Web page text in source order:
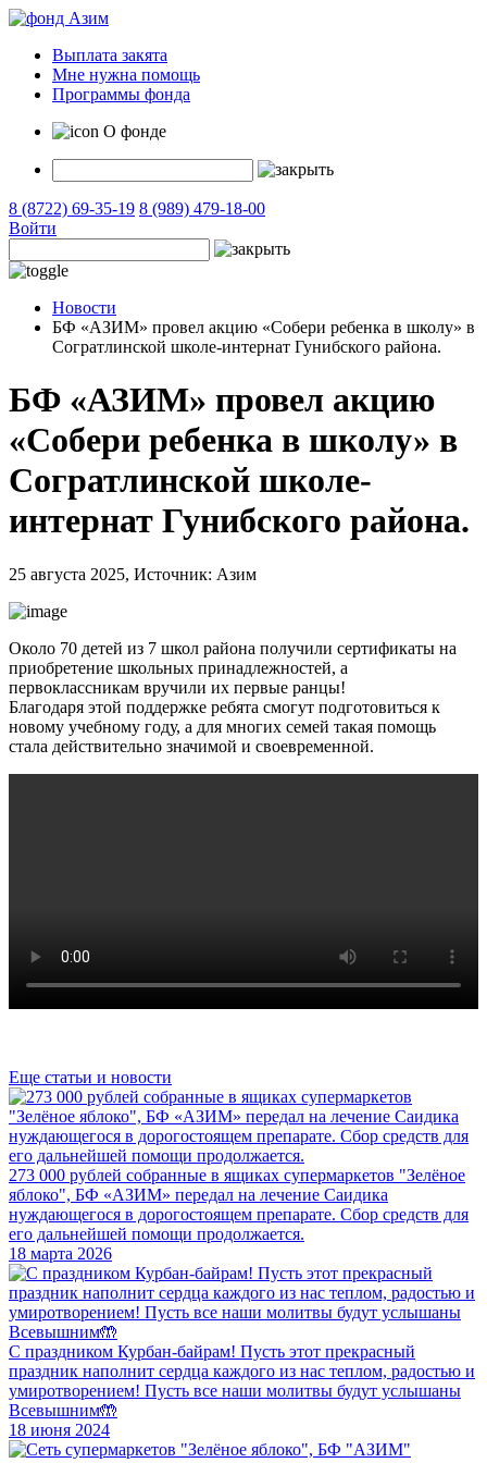
Выплата закята
Мне нужна помощь
Программы фонда
О фонде
8 (8722) 69-35-19 8 (989) 479-18-00
Войти
Новости
БФ «АЗИМ» провел акцию «Собери ребенка в школу» в
Согратлинской школе-интернат Гунибского района.
БФ «АЗИМ» провел акцию
«Собери ребенка в школу» в
Согратлинской школе-
интернат Гунибского района.
25 августа 2025, Источник: Азим
Около 70 детей из 7 школ района получили сертификаты на
приобретение школьных принадлежностей, а
первоклассникам вручили их первые ранцы!
Благодаря этой поддержке ребята смогут подготовиться к
новому учебному году, а для многих семей такая помощь
стала действительно значимой и своевременной.
Еще статьи и новости
273 000 рублей собранные в ящиках супермаркетов "Зелёное
яблоко", БФ «АЗИМ» передал на лечение Саидика
нуждающегося в дорогостоящем препарате. Сбор средств для
его дальнейшей помощи продолжается.
18 марта 2026
С праздником Курбан-байрам! Пусть этот прекрасный
праздник наполнит сердца каждого из нас теплом, радостью и
умиротворением! Пусть все наши молитвы будут услышаны
Всевышним🤲
18 июня 2024